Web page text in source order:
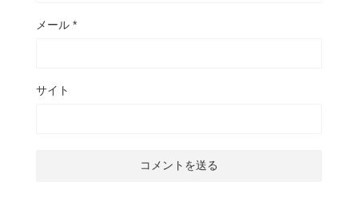
メール *
サイト